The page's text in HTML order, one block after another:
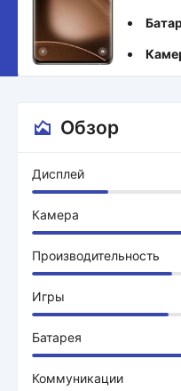
Обзор
Дисплей
Камера
Производительность
Игры
Батарея
Коммуникации